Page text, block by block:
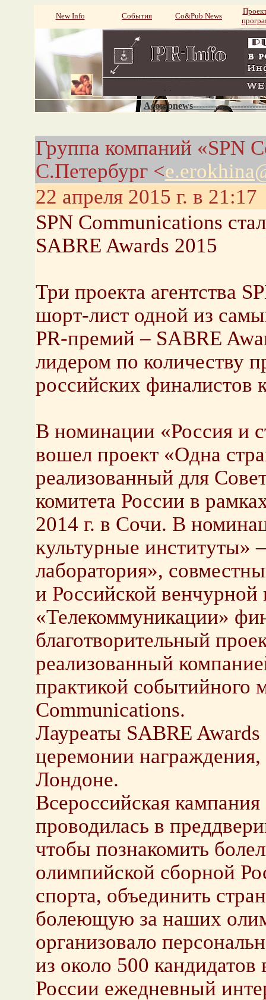
New Info События Со&Pub News
Группа компаний «SPN
С.Петербург <
22 апреля 2015 г. в 21:17
SPN Communications
SABRE Awards 2015
Три проекта агентства
шорт-лист одной из
PR-премий – SABRE
лидером по количеству
российских финалистов
В номинации «Россия и
вошел проект «Одна
реализованный для
комитета России в
2014 г. в Сочи. В
культурные институты»
лаборатория»,
и Российской
«Телекоммуникации»
благотворительный
реализованный
практикой событийного
Communications.
Лауреаты SABRE
церемонии награждения,
Лондоне.
Всероссийская
проводилась в
чтобы познакомить
олимпийской сборной
спорта, объединить
болеющую за наших
организовало
из около 500
России ежедневный